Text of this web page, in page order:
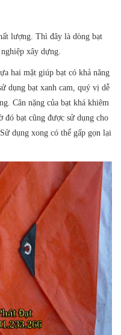
lượng. Thì đây là dòng bạt
xây dựng.
hai mặt giúp bạt có khả năng
dụng bạt xanh cam, quý vị dễ
Cân nặng của bạt khá khiêm
bạt cũng được sử dụng cho
dụng xong có thể gấp gọn lại